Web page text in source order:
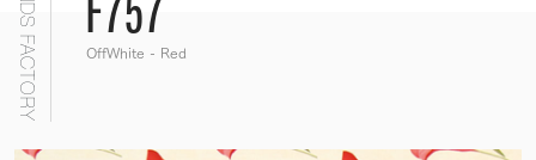
OffWhite - Red